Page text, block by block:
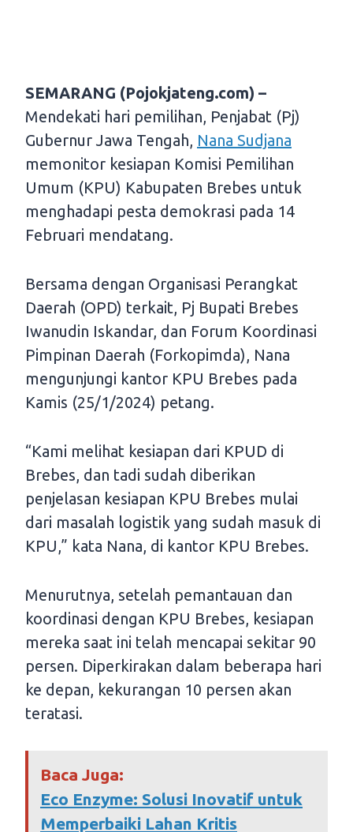
SEMARANG (Pojokjateng.com) –
Mendekati hari pemilihan, Penjabat (Pj)
Gubernur Jawa Tengah, Nana Sudjana
memonitor kesiapan Komisi Pemilihan
Umum (KPU) Kabupaten Brebes untuk
menghadapi pesta demokrasi pada 14
Februari mendatang.
Bersama dengan Organisasi Perangkat
Daerah (OPD) terkait, Pj Bupati Brebes
Iwanudin Iskandar, dan Forum Koordinasi
Pimpinan Daerah (Forkopimda), Nana
mengunjungi kantor KPU Brebes pada
Kamis (25/1/2024) petang.
“Kami melihat kesiapan dari KPUD di
Brebes, dan tadi sudah diberikan
penjelasan kesiapan KPU Brebes mulai
dari masalah logistik yang sudah masuk di
KPU,” kata Nana, di kantor KPU Brebes.
Menurutnya, setelah pemantauan dan
koordinasi dengan KPU Brebes, kesiapan
mereka saat ini telah mencapai sekitar 90
persen. Diperkirakan dalam beberapa hari
ke depan, kekurangan 10 persen akan
teratasi.
Baca Juga:
Eco Enzyme: Solusi Inovatif untuk
Memperbaiki Lahan Kritis